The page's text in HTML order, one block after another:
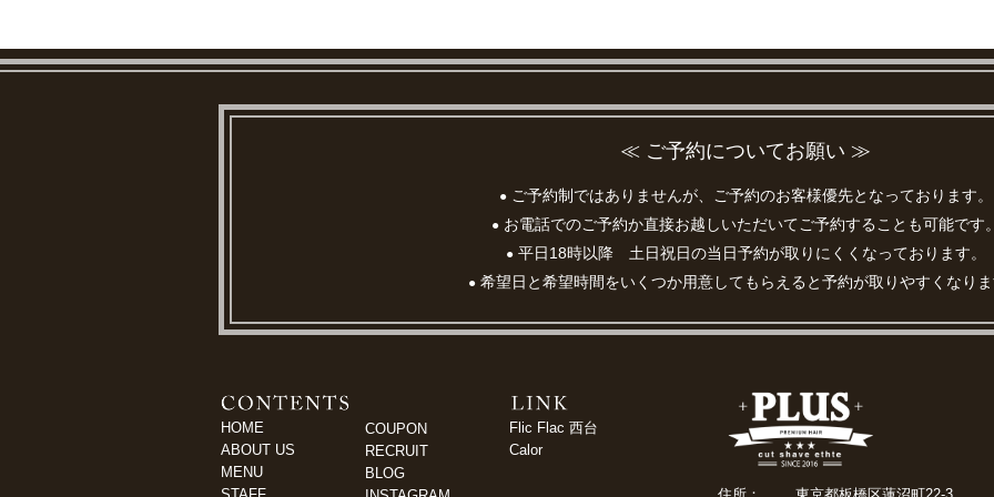
≪ ご予約についてお願い ≫
●ご予約制ではありませんが、ご予約のお客様優先となっております。
●お電話でのご予約か直接お越しいただいてご予約することも可能です
●平日18時以降 土日祝日の当日予約が取りにくくなっております。
●希望日と希望時間をいくつか用意してもらえると予約が取りやすくなり
HOME
ABOUT US
MENU
COUPON
RECRUIT
BLOG
Flic Flac 西台
Calor